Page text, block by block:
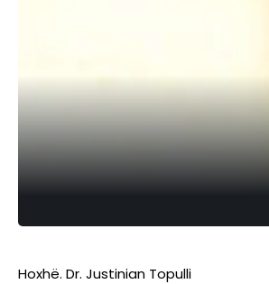
Hoxhë. Dr. Justinian Topulli